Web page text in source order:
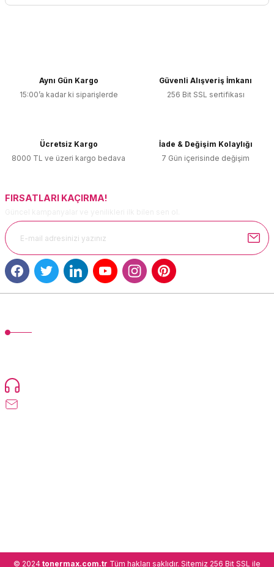
Ürün resmi kalitesiz, bozuk veya görüntülenemiyor.
Ürün fiyatı diğer sitelerden daha pahalı.
Bu ürüne benzer farklı alternatifler olmalı.
Aynı Gün Kargo
15:00’a kadar ki siparişlerde
Güvenli Alışveriş İmkanı
256 Bit SSL sertifikası
Ücretsiz Kargo
8000 TL ve üzeri kargo bedava
İade & Değişim Kolaylığı
7 Gün içerisinde değişim
FIRSATLARI KAÇIRMA!
© 2024 tonermax.com.tr Tüm hakları saklıdır. Sitemiz 256 Bit SSL ile